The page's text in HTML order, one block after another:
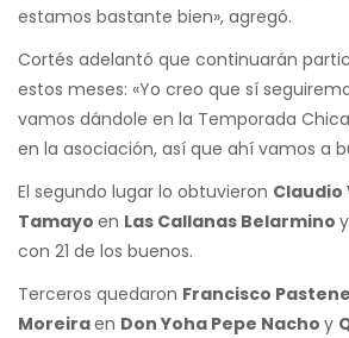
estamos bastante bien», agregó.
Cortés adelantó que continuarán
estos meses: «Yo creo que sí
vamos dándole en la Temporada
en la asociación, así que ahí vamos a
El segundo lugar lo obtuvieron
Tamayo en Las Callanas Belarmino y
con 21 de los buenos.
Terceros quedaron Francisco
Moreiraen Don Yoha Pepe Nacho y